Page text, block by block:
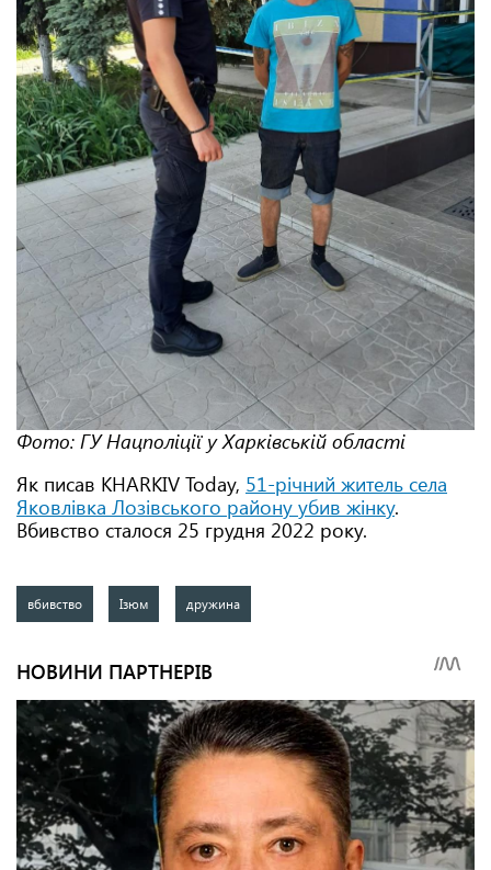
Фото: ГУ Нацполіції у Харківській області
Як писав KHARKIV Today, 51-річний житель села
Яковлівка Лозівського району убив жінку.
Вбивство сталося 25 грудня 2022 року.
вбивство Ізюм дружина